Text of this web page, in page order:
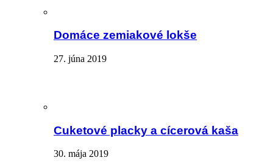
Domáce zemiakové lokše
27. júna 2019
Cuketové placky a cícerová kaša
30. mája 2019